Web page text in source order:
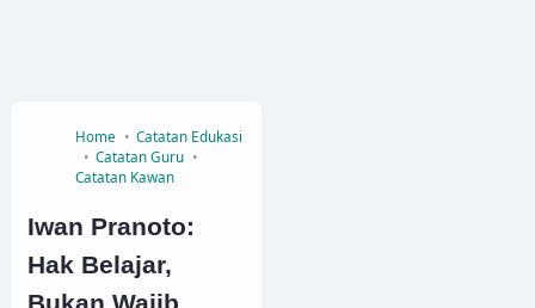
Home
Catatan Edukasi
Catatan Guru
Catatan Kawan
Iwan Pranoto:
Hak Belajar,